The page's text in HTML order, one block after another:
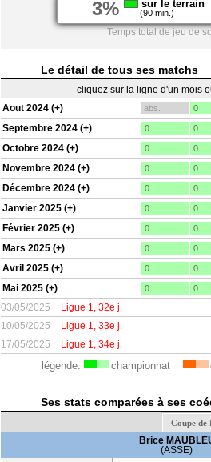
3% sur le terrain
(90 min.)
Temps total de jeu de
Le détail de tous ses matchs
cliquez sur la ligne d'un mois
Aout 2024 (+)
abs. 0
Septembre 2024 (+) 0 0
Octobre 2024 (+) 0 0
Novembre 2024 (+) 0 0
Décembre 2024 (+) 0 0
Janvier 2025 (+) 0 0
Février 2025 (+) 0 0
Mars 2025 (+) 0 0
Avril 2025 (+) 0 0
Mai 2025 (+) 0 0
03/05/2025 Ligue 1, 32e j.
10/05/2025
Ligue 1, 33e j.
17/05/2025
Ligue 1, 34e j.
légende: championnat
Ses stats comparées à ses
Coupe de
Brice
(ASSE)